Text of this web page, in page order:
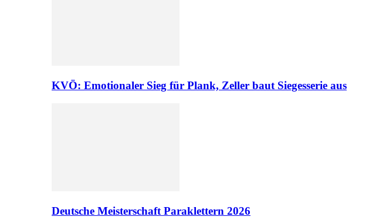
KVÖ: Emotionaler Sieg für Plank, Zeller baut Siegesserie aus
Deutsche Meisterschaft Paraklettern 2026